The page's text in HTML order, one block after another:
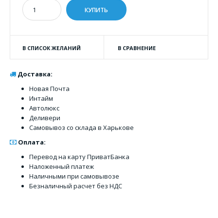
В СПИСОК ЖЕЛАНИЙ В СРАВНЕНИЕ
Доставка:
Новая Почта
Интайм
Автолюкс
Деливери
Самовывоз со склада в Харькове
Оплата:
Перевод на карту ПриватБанка
Наложенный платеж
Наличными при самовывозе
Безналичный расчет без НДС